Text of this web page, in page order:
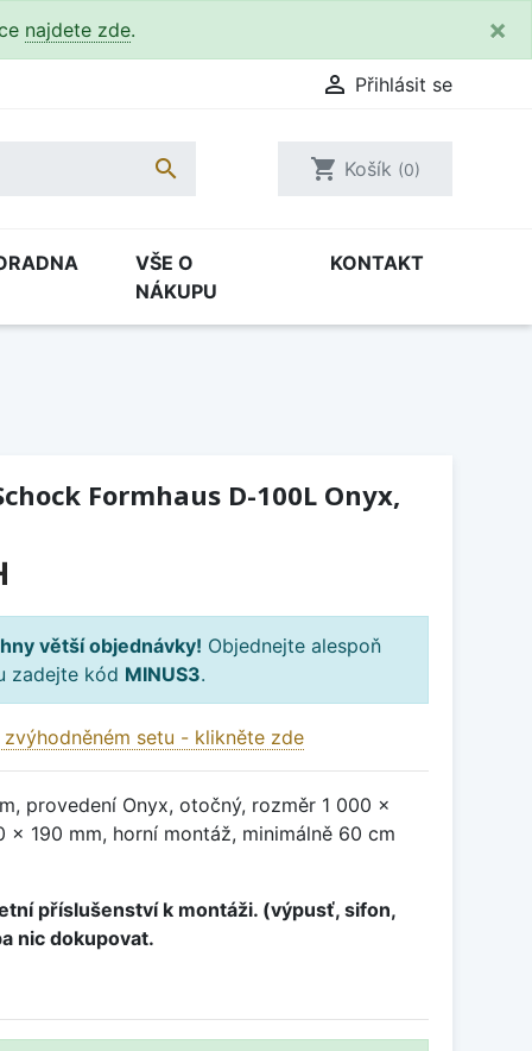
najdete zde. ×
 Přihlásit se
 shopping_cart Košík (0)
VŠE O
NÁKUPU
KONTAKT
Formhaus D-100L Onyx,
větší objednávky! Objednejte alespoň
zadejte kód MINUS3.
setu - klikněte zde
provedení Onyx, otočný, rozměr 1 000 x
190 mm, horní montáž, minimálně 60 cm
příslušenství k montáži. (výpusť, sifon,
nic dokupovat.